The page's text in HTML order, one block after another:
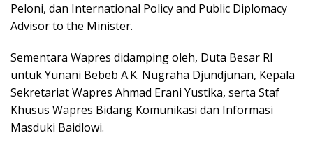
Peloni, dan International Policy and Public Diplomacy
Advisor to the Minister.
Sementara Wapres didamping oleh, Duta Besar RI
untuk Yunani Bebeb A.K. Nugraha Djundjunan, Kepala
Sekretariat Wapres Ahmad Erani Yustika, serta Staf
Khusus Wapres Bidang Komunikasi dan Informasi
Masduki Baidlowi.